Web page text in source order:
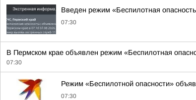
Введен режим «Беспилотная
07:30
В Пермском крае объявлен режим «Беспилотная
07:30
Режим «Беспилотной опасности»
07:30